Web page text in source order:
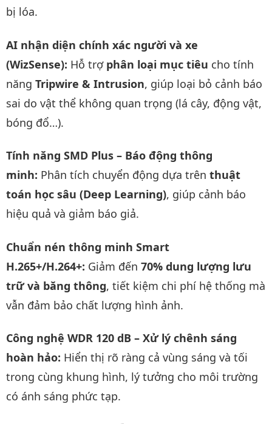
bị lóa.
AI nhận diện chính xác người và xe
(WizSense): Hỗ trợ phân loại mục tiêu cho tính
năng Tripwire & Intrusion, giúp loại bỏ cảnh báo
sai do vật thể không quan trọng (lá cây, động vật,
bóng đổ…).
Tính năng SMD Plus – Báo động thông
minh: Phân tích chuyển động dựa trên thuật
toán học sâu (Deep Learning), giúp cảnh báo
hiệu quả và giảm báo giả.
Chuẩn nén thông minh Smart
H.265+/H.264+: Giảm đến 70% dung lượng lưu
trữ và băng thông, tiết kiệm chi phí hệ thống mà
vẫn đảm bảo chất lượng hình ảnh.
Công nghệ WDR 120 dB – Xử lý chênh sáng
hoàn hảo: Hiển thị rõ ràng cả vùng sáng và tối
trong cùng khung hình, lý tưởng cho môi trường
có ánh sáng phức tạp.